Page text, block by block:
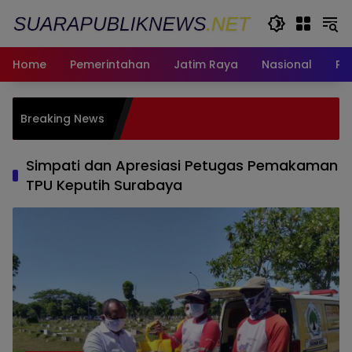
Home
Pemerintahan Jatim Raya Nasional
Breaking News
Simpati dan Apresiasi Petugas Pemakaman
TPU Keputih Surabaya